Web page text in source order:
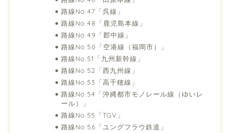
路線No.47「呉線」
路線No.48「鹿児島本線」
路線No.49「郡中線」
路線No.50「空港線（福岡市）」
路線No.51「九州新幹線」
路線No.52「西九州線」
路線No.53「高千穂線」
路線No.54「沖縄都市モノレール線（ゆいレ
ール）」
路線No.55「TGV」
路線No.56「ユングフラウ鉄道」